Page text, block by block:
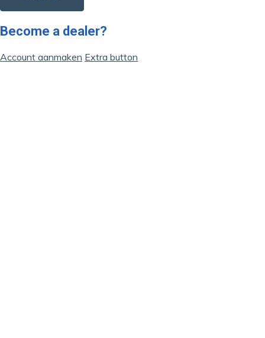
Become a dealer?
Account aanmaken Extra button